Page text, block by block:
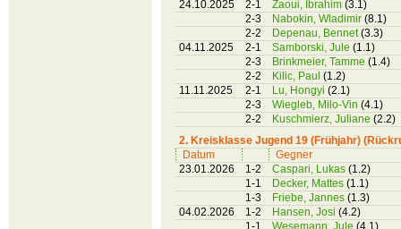
24.10.2025
2-1 Zaoui, Ibrahim (3.1)
2-3
Nabokin, Wladimir (8.1)
2-2
Depenau, Bennet(3.3)
04.11.2025
2-1 Samborski, Jule (1.1)
2-3
Brinkmeier, Tamme (1.4)
2-2
Kilic, Paul (1.2)
11.11.2025
2-1 Lu, Hongyi (2.1)
2-3
Wiegleb, Milo-Vin (4.1)
2-2
Kuschmierz, Juliane (2.2)
2. Kreisklasse Jugend 19 (Frühjahr)
Datum
Gegner
23.01.2026
1-2 Caspari, Lukas (1.2)
1-1
Decker, Mattes (1.1)
1-3
Friebe, Jannes (1.3)
04.02.2026
1-2 Hansen, Josi (4.2)
1-1
Wesemann, Jule (4.1)